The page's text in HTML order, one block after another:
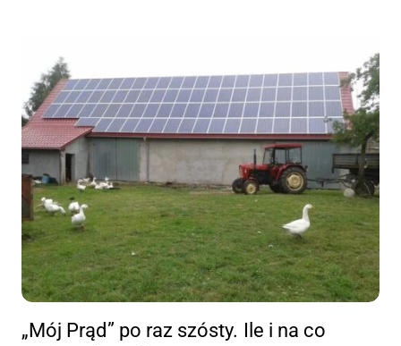
„Mój Prąd” po raz szósty. Ile i na co